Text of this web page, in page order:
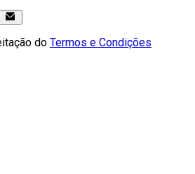
do Termos e Condições